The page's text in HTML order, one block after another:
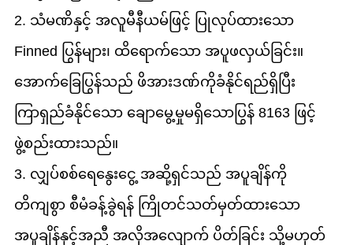
2. သံမဏိနှင့် အလူမီနီယမ်ဖြင့် ပြုလုပ်ထားသော
Finned ပြွန်များ၊ ထိရောက်သော အပူဖလှယ်ခြင်း။
အောက်ခြေပြွန်သည် ဖိအားဒဏ်ကိုခံနိုင်ရည်ရှိပြီး
ကြာရှည်ခံနိုင်သော ချောမွေ့မှုမရှိသောပြွန် 8163 ဖြင့်
ဖွဲ့စည်းထားသည်။
3. လျှပ်စစ်ရေနွေးငွေ့ အဆို့ရှင်သည် အပူချိန်ကို
တိကျစွာ စီမံခန့်ခွဲရန် ကြိုတင်သတ်မှတ်ထားသော
အပူချိန်နှင့်အညီ အလိုအလျောက် ပိတ်ခြင်း သို့မဟုတ်